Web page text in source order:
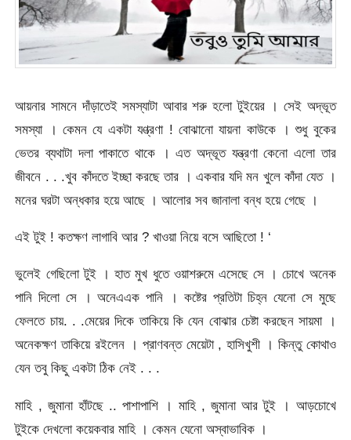
আয়নার সামনে দাঁড়াতেই সমস্যাটা আবার শরু হলো টুইয়ের । সেই অদ্ভূত
সমস্যা । কেমন যে একটা যণ্ত্রণা ! বোঝানো যায়না কাউকে । শুধু বুকের
ভেতর ব্যথাটা দলা পাকাতে থাকে । এত অদ্ভূত যন্ত্রণা কেনো এলো তার
জীবনে . . .খুব কাঁদতে ইচ্ছা করছে তার । একবার যদি মন খুলে কাঁদা যেত ।
মনের ঘরটা অন্ধকার হয়ে আছে । আলোর সব জানালা বন্ধ হয়ে গেছে ।
এই টুই ! কতক্ষণ লাগাবি আর ? খাওয়া নিয়ে বসে আছিতো ! ‘
ভুলেই গেছিলো টুই । হাত মুখ ধুতে ওয়াশরুমে এসেছে সে । চোখে অনেক
পানি দিলো সে । অনেএএক পানি । কষ্টের প্রতিটা চিহ্ন যেনো সে মুছে
ফেলতে চায়. . .মেয়ের দিকে তাকিয়ে কি যেন বোঝার চেষ্টা করছেন সায়মা ।
অনেকক্ষণ তাকিয়ে রইলেন । প্রাণবন্ত মেয়েটা , হাসিখুশী । কিন্তু কোথাও
যেন তবু কিছু একটা ঠিক নেই . . .
মাহি , জুমানা হাঁটছে .. পাশাপাশি । মাহি , জুমানা আর টুই । আড়চোখে
টুইকে দেখলো কয়েকবার মাহি । কেমন যেনো অস্বাভাবিক ।